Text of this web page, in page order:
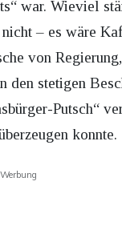
war. Wieviel
– es wäre
von
stetigen
Putsch“
konnte.
Werbung